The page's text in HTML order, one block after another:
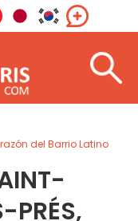
del Barrio Latino
PRÉS,